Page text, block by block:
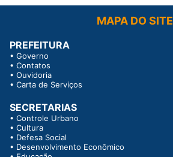
MAPA DO SITE
PREFEITURA
• Governo
• Contatos
• Ouvidoria
• Carta de Serviços
SECRETARIAS
• Controle Urbano
• Cultura
• Defesa Social
• Desenvolvimento Econômico